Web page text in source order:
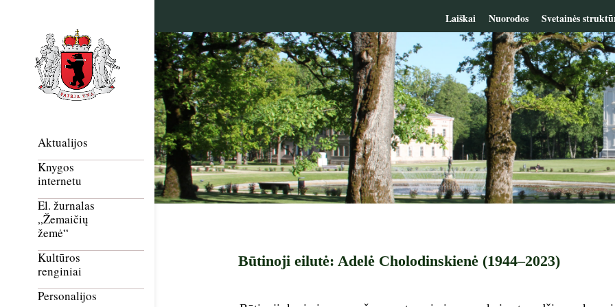
Laiškai Nuorodos Svetainės
Aktualijos
Knygos
internetu
El. žurnalas
„Žemaičių
žemė“
Kultūros
renginiai
Personalijos
Būtinoji eilutė: Adelė Cholodinskienė (1944–2023)